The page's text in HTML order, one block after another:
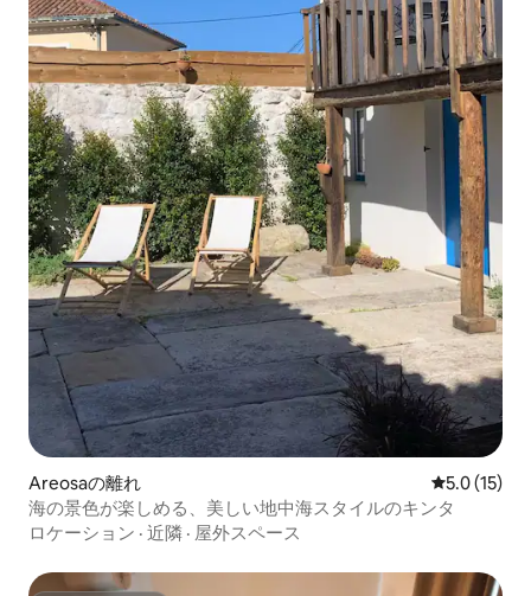
Areosaの離れ レビュー15
5.0 (15)
海の景色が楽しめる、美しい地中海スタイルのキンタ
ロケーション · 近隣 · 屋外スペース